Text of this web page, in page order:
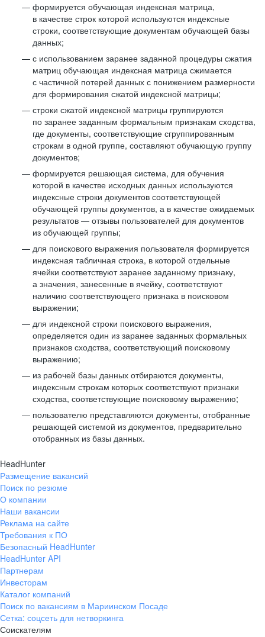
формируется обучающая индексная матрица,
в качестве строк которой используются индексные
строки, соответствующие документам обучающей базы
данных;
с использованием заранее заданной процедуры сжатия
матриц обучающая индексная матрица сжимается
с частичной потерей данных с понижением размерности
для формирования сжатой индексной матрицы;
строки сжатой индексной матрицы группируются
по заранее заданным формальным признакам сходства,
где документы, соответствующие сгруппированным
строкам в одной группе, составляют обучающую группу
документов;
формируется решающая система, для обучения
которой в качестве исходных данных используются
индексные строки документов соответствующей
обучающей группы документов, а в качестве ожидаемых
результатов — отзывы пользователей для документов
из обучающей группы;
для поискового выражения пользователя формируется
индексная табличная строка, в которой отдельные
ячейки соответствуют заранее заданному признаку,
а значения, занесенные в ячейку, соответствуют
наличию соответствующего признака в поисковом
выражении;
для индексной строки поискового выражения,
определяется один из заранее заданных формальных
признаков сходства, соответствующий поисковому
выражению;
из рабочей базы данных отбираются документы,
индексным строкам которых соответствуют признаки
сходства, соответствующие поисковому выражению;
пользователю представляются документы, отобранные
решающей системой из документов, предварительно
отобранных из базы данных.
HeadHunter
Размещение вакансий
Поиск по резюме
О компании
Наши вакансии
Реклама на сайте
Требования к ПО
Безопасный HeadHunter
HeadHunter API
Партнерам
Инвесторам
Каталог компаний
Поиск по вакансиям в Мариинском Посаде
Сетка: соцсеть для нетворкинга
Соискателям